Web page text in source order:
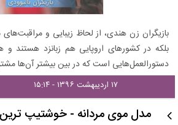
بازیگران زن هندی، از لحاظ زیبایی و مراقبت‌های
بلکه در کشورهای اروپایی هم زبانزد هستند
دستور‌العمل‌هایی است که در بین بیشتر آن‌ها
۱۷ اردیبهشت ۱۳۹۶ - ۱۵:۱۴
مدل موی مردانه - خوشتیپ